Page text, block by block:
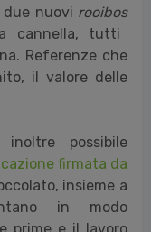
nuovi rooibos
cannella, tutti
. Referenze che
il valore delle
inoltre possibile
firmata da
insieme a
in modo